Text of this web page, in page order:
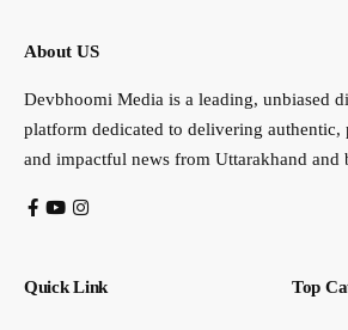
About US
Devbhoomi Media is a leading, unbiased
platform dedicated to delivering authentic,
and impactful news from Uttarakhand and
Quick Link Top